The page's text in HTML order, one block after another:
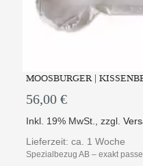
MOOSBURGER |
56,00 €
Inkl. 19% MwSt.,zzgl.
Lieferzeit: ca. 1 Woche
Spezialbezug AB – exakt